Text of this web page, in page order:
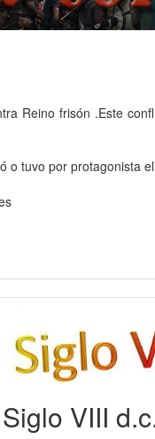
Reino frisón .Este
o tuvo por protagonista
Siglo VIII